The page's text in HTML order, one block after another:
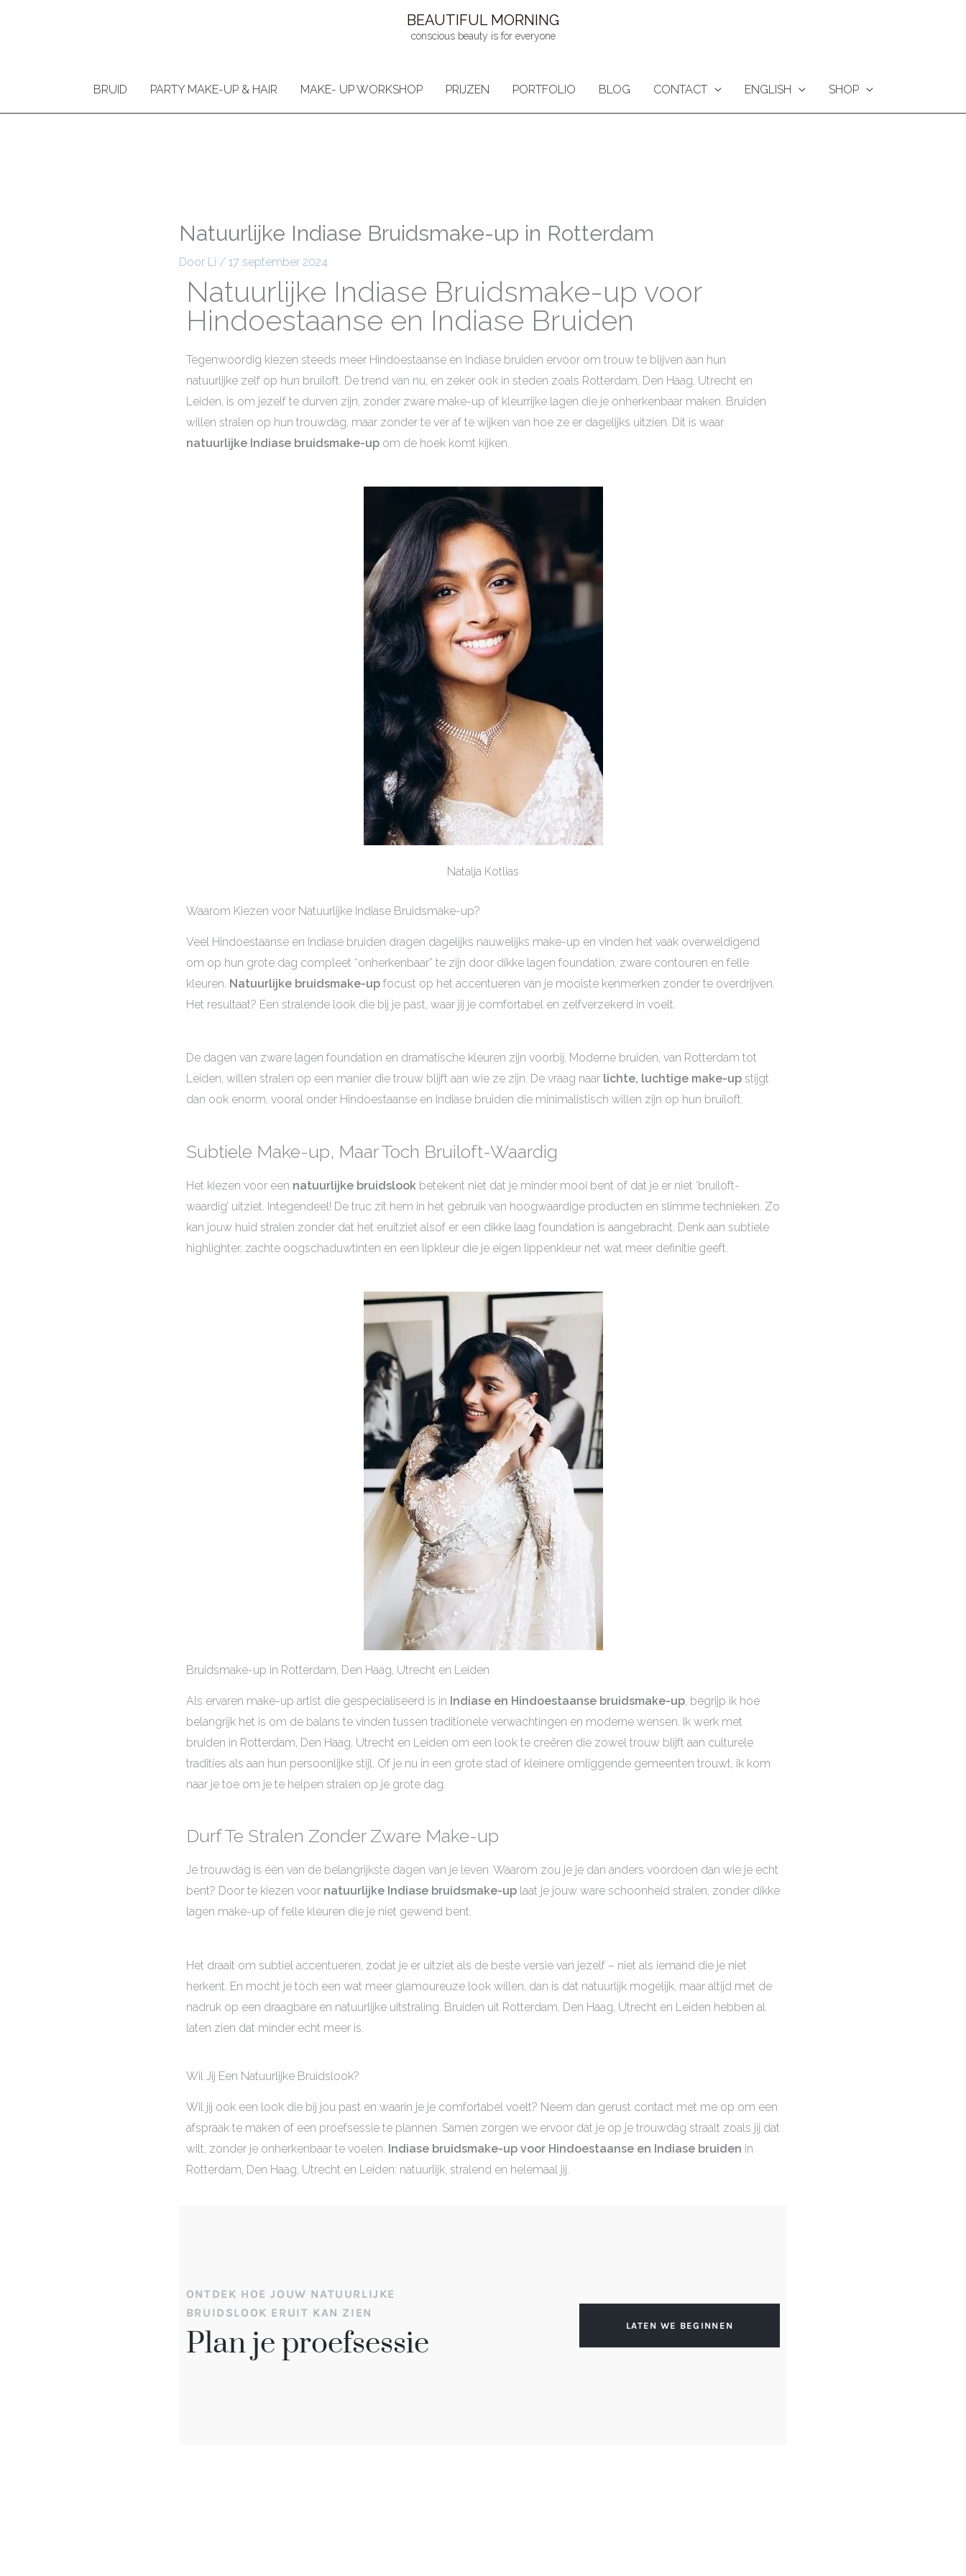
BEAUTIFUL MORNING
conscious beauty is for everyone
BRUID PARTY MAKE-UP & HAIR MAKE- UP WORKSHOP PRIJZEN PORTFOLIO BLOG CONTACT ENGLISH SHOP
Natuurlijke Indiase Bruidsmake-up in Rotterdam
Door Li / 17 september 2024
Natuurlijke Indiase Bruidsmake-up voor
Hindoestaanse en Indiase Bruiden
Tegenwoordig kiezen steeds meer Hindoestaanse en Indiase bruiden ervoor om trouw te blijven aan hun
natuurlijke zelf op hun bruiloft. De trend van nu, en zeker ook in steden zoals Rotterdam, Den Haag, Utrecht en
Leiden, is om jezelf te durven zijn, zonder zware make-up of kleurrijke lagen die je onherkenbaar maken. Bruiden
willen stralen op hun trouwdag, maar zonder te ver af te wijken van hoe ze er dagelijks uitzien. Dit is waar
natuurlijke Indiase bruidsmake-upom de hoek komt kijken.
Natalja Kotlias
Waarom Kiezen voor Natuurlijke Indiase Bruidsmake-up?
Veel Hindoestaanse en Indiase bruiden dragen dagelijks nauwelijks make-up en vinden het vaak overweldigend
om op hun grote dag compleet “onherkenbaar” te zijn door dikke lagen foundation, zware contouren en felle
kleuren. Natuurlijke bruidsmake-upfocust op het accentueren van je mooiste kenmerken zonder te overdrijven.
Het resultaat? Een stralende look die bij je past, waar jij je comfortabel en zelfverzekerd in voelt.
De dagen van zware lagen foundation en dramatische kleuren zijn voorbij. Moderne bruiden, van Rotterdam tot
Leiden, willen stralen op een manier die trouw blijft aan wie ze zijn. De vraag naar lichte, luchtige make-upstijgt
dan ook enorm, vooral onder Hindoestaanse en Indiase bruiden die minimalistisch willen zijn op hun bruiloft.
Subtiele Make-up, Maar Toch Bruiloft-Waardig
Het kiezen voor een natuurlijke bruidslookbetekent niet dat je minder mooi bent of dat je er niet ‘bruiloft-
waardig’ uitziet. Integendeel! De truc zit hem in het gebruik van hoogwaardige producten en slimme technieken. Zo
kan jouw huid stralen zonder dat het eruitziet alsof er een dikke laag foundation is aangebracht. Denk aan subtiele
highlighter, zachte oogschaduwtinten en een lipkleur die je eigen lippenkleur net wat meer definitie geeft.
Bruidsmake-up in Rotterdam, Den Haag, Utrecht en Leiden
Als ervaren make-up artist die gespecialiseerd is in Indiase en Hindoestaanse bruidsmake-up, begrijp ik hoe
belangrijk het is om de balans te vinden tussen traditionele verwachtingen en moderne wensen. Ik werk met
bruiden in Rotterdam, Den Haag, Utrecht en Leiden om een look te creëren die zowel trouw blijft aan culturele
tradities als aan hun persoonlijke stijl. Of je nu in een grote stad of kleinere omliggende gemeenten trouwt, ik kom
naar je toe om je te helpen stralen op je grote dag.
Durf Te Stralen Zonder Zware Make-up
Je trouwdag is één van de belangrijkste dagen van je leven. Waarom zou je je dan anders voordoen dan wie je echt
bent? Door te kiezen voor natuurlijke Indiase bruidsmake-uplaat je jouw ware schoonheid stralen, zonder dikke
lagen make-up of felle kleuren die je niet gewend bent.
Het draait om subtiel accentueren, zodat je er uitziet als de beste versie van jezelf – niet als iemand die je niet
herkent. En mocht je tóch een wat meer glamoureuze look willen, dan is dat natuurlijk mogelijk, maar altijd met de
nadruk op een draagbare en natuurlijke uitstraling. Bruiden uit Rotterdam, Den Haag, Utrecht en Leiden hebben al
laten zien dat minder echt meer is.
Wil Jij Een Natuurlijke Bruidslook?
Wil jij ook een look die bij jou past en waarin je je comfortabel voelt? Neem dan gerust contact met me op om een
afspraak te maken of een proefsessie te plannen. Samen zorgen we ervoor dat je op je trouwdag straalt zoals jij dat
wilt, zonder je onherkenbaar te voelen. Indiase bruidsmake-up voor Hindoestaanse en Indiase bruiden in
Rotterdam, Den Haag, Utrecht en Leiden: natuurlijk, stralend en helemaal jij.
ONTDEK HOE JOUW NATUURLIJKE
BRUIDSLOOK ERUIT KAN ZIEN
Plan je proefsessie LATEN WE BEGINNEN